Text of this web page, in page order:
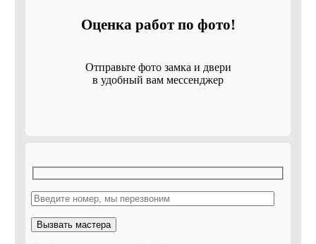
Оценка работ по фото!
Отправьте фото замка и двери
в удобный вам мессенджер